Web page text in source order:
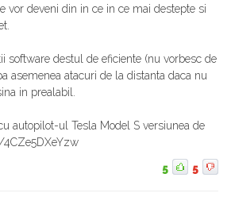
vor deveni din in ce in ce mai destepte si
software destul de eficiente (nu vorbesc de
asemenea atacuri de la distanta daca nu
in prealabil.
autopilot-ul Tesla Model S versiunea de
5 5